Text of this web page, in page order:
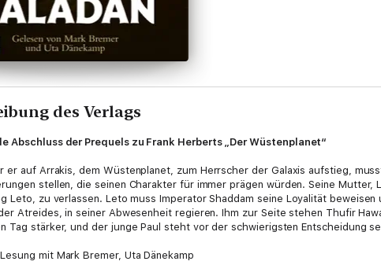
des Verlags
Abschluss der Prequels zu Frank Herberts „Der Wüstenplanet“
er auf Arrakis, dem Wüstenplanet, zum Herrscher der Galaxis aufstieg,
stellen, die seinen Charakter für immer prägen würden. Seine
Leto, zu verlassen. Leto muss Imperator Shaddam seine Loyalität
Atreides, in seiner Abwesenheit regieren. Ihm zur Seite stehen Thufir
Tag stärker, und der junge Paul steht vor der schwierigsten Entscheidung
mit Mark Bremer, Uta Dänekamp